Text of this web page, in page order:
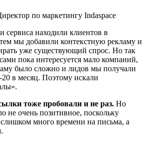
по маркетингу Indaspace
сервиса находили клиентов в
мы добавили контекстную рекламу и
уже существующий спрос. Но так
пока интересуется мало компаний,
было сложно и лидов мы получали
в месяц. Поэтому искали
тоже пробовали и не раз. Но
не очень позитивное, поскольку
слишком много времени на письма, а